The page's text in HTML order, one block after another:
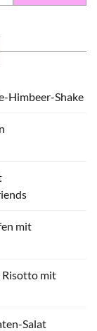
Himbeer-Shake
mit
Risotto mit
Salat